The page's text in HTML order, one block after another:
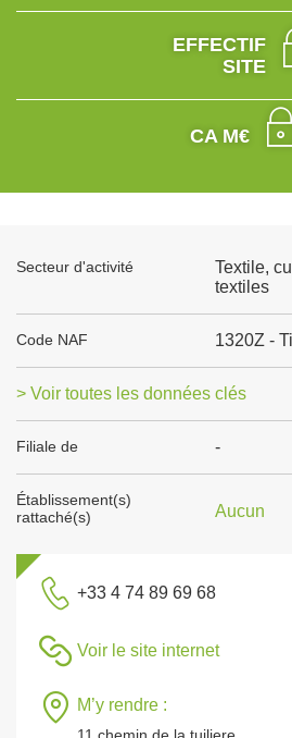
EFFECTIF
SITE
CA M€
Secteur d'activité
Textile,
textiles
Code NAF 1320Z -
> Voir toutes les données clés
Filiale de -
Établissement(s)
rattaché(s)
Aucun
+33 4 74 89 69 68
Voir le site internet
M’y rendre :